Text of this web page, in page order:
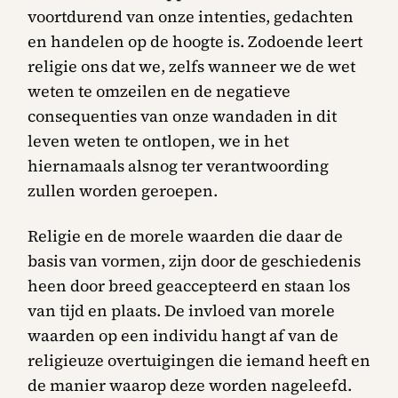
voortdurend van onze intenties, gedachten
en handelen op de hoogte is. Zodoende leert
religie ons dat we, zelfs wanneer we de wet
weten te omzeilen en de negatieve
consequenties van onze wandaden in dit
leven weten te ontlopen, we in het
hiernamaals alsnog ter verantwoording
zullen worden geroepen.
Religie en de morele waarden die daar de
basis van vormen, zijn door de geschiedenis
heen door breed geaccepteerd en staan los
van tijd en plaats. De invloed van morele
waarden op een individu hangt af van de
religieuze overtuigingen die iemand heeft en
de manier waarop deze worden nageleefd.